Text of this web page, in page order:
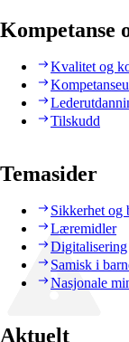
Kompetanse
Kvalitet og
Tilskudd
Temasider
Sikkerhet og
Læremidler
Digitalisering
Samisk i
Nasjonale
Aktuelt